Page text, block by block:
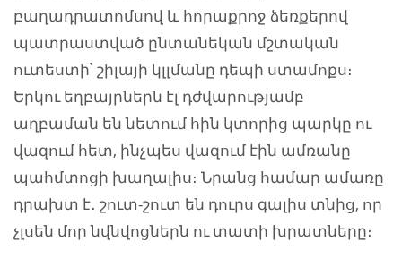
բաղադրատոմսով և հորաքրոջ ձեռքերով
պատրաստված ընտանեկան մշտական
ուտեստի՝ շիլայի կլլմանը դեպի ստամոքս։
Երկու եղբայրներն էլ դժվարությամբ
աղբաման են նետում հին կտորից պարկը ու
վազում հետ, ինչպես վազում էին ամռանը
պահմտոցի խաղալիս։ Նրանց համար ամառը
դրախտ է․ շուտ-շուտ են դուրս գալիս տնից, որ
չլսեն մոր նվնվոցներն ու տատի խրատները։